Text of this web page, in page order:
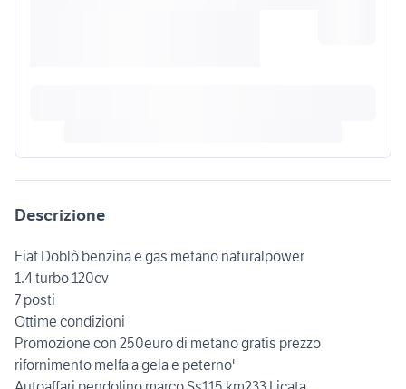
Descrizione
Fiat Doblò benzina e gas metano naturalpower
1.4 turbo 120cv
7 posti
Ottime condizioni
Promozione con 250euro di metano gratis prezzo
rifornimento melfa a gela e peterno'